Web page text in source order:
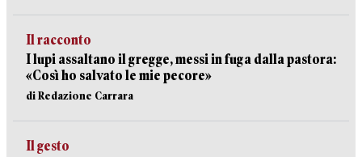
Il racconto
I lupi assaltano il gregge, messi in fuga dalla pastora:
«Così ho salvato le mie pecore»
di Redazione Carrara
Il gesto